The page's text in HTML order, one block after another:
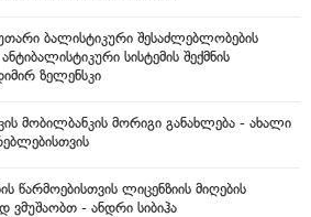
ბალისტიკური შესაძლებლობების
სისტემის შექმნის
ზელენსკი
მობილბანკის მორიგი განახლება - ახალი
წარმოებისთვის ლიცენზიის მიღების
ვმუშაობთ - ანდრი სიბიჰა